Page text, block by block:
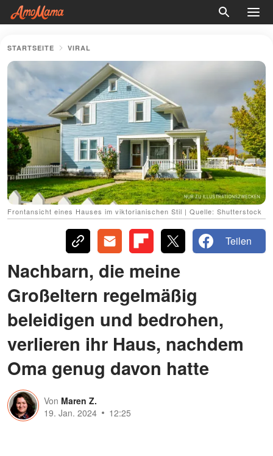
STARTSEITE VIRAL
Frontansicht eines Hauses im viktorianischen Stil | Quelle: Shutterstock
Teilen
Nachbarn, die meine
Großeltern regelmäßig
beleidigen und bedrohen,
verlieren ihr Haus, nachdem
Oma genug davon hatte
Von Maren Z.
19. Jan. 2024
12:25